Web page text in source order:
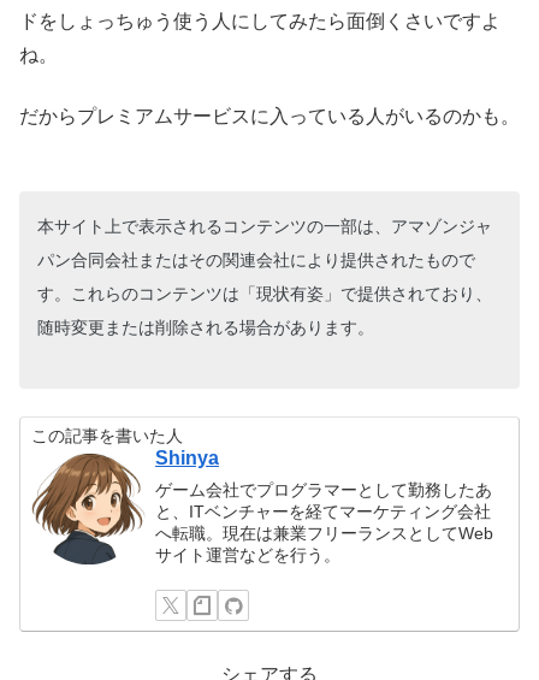
ドをしょっちゅう使う人にしてみたら面倒くさいですよ
ね。
だからプレミアムサービスに入っている人がいるのかも。
本サイト上で表示されるコンテンツの一部は、アマゾンジャ
パン合同会社またはその関連会社により提供されたもので
す。これらのコンテンツは「現状有姿」で提供されており、
随時変更または削除される場合があります。
この記事を書いた人
Shinya
ゲーム会社でプログラマーとして勤務したあ
と、ITベンチャーを経てマーケティング会社
へ転職。現在は兼業フリーランスとしてWeb
サイト運営などを行う。
シェアする